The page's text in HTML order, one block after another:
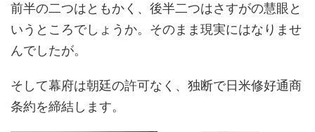
前半の二つはともかく、後半二つはさすがの慧眼と
いうところでしょうか。そのまま現実にはなりませ
んでしたが。
そして幕府は朝廷の許可なく、独断で日米修好通商
条約を締結します。